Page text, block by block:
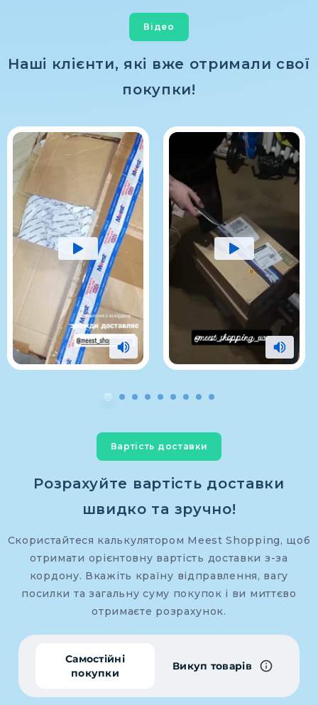
Відео
Наші клієнти, які вже отримали свої
покупки!
Вартість доставки
Розрахуйте вартість доставки
швидко та зручно!
Скористайтеся калькулятором Meest Shopping, щоб
отримати орієнтовну вартість доставки з-за
кордону. Вкажіть країну відправлення, вагу
посилки та загальну суму покупок і ви миттєво
отримаєте розрахунок.